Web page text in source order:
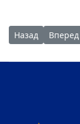
Предыдущий:
Назад Вперед